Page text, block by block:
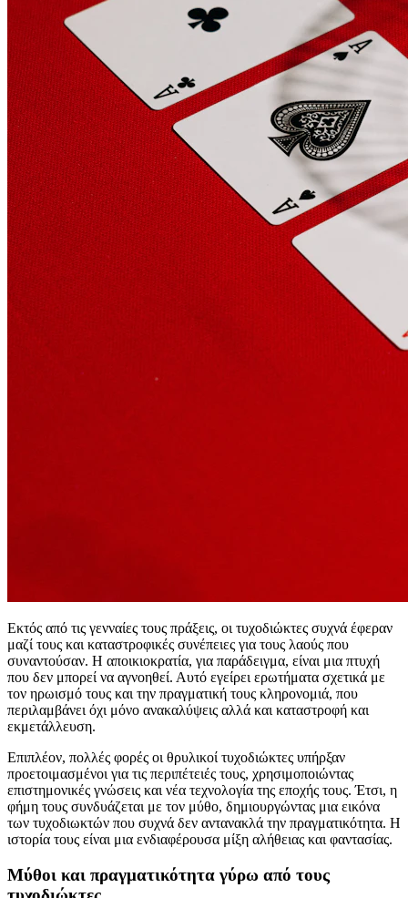
Εκτός από τις γενναίες τους πράξεις, οι τυχοδιώκτες συχνά έφεραν
μαζί τους και καταστροφικές συνέπειες για τους λαούς που
συναντούσαν. Η αποικιοκρατία, για παράδειγμα, είναι μια πτυχή
που δεν μπορεί να αγνοηθεί. Αυτό εγείρει ερωτήματα σχετικά με
τον ηρωισμό τους και την πραγματική τους κληρονομιά, που
περιλαμβάνει όχι μόνο ανακαλύψεις αλλά και καταστροφή και
εκμετάλλευση.
Επιπλέον, πολλές φορές οι θρυλικοί τυχοδιώκτες υπήρξαν
προετοιμασμένοι για τις περιπέτειές τους, χρησιμοποιώντας
επιστημονικές γνώσεις και νέα τεχνολογία της εποχής τους. Έτσι, η
φήμη τους συνδυάζεται με τον μύθο, δημιουργώντας μια εικόνα
των τυχοδιωκτών που συχνά δεν αντανακλά την πραγματικότητα. Η
ιστορία τους είναι μια ενδιαφέρουσα μίξη αλήθειας και φαντασίας.
Μύθοι και πραγματικότητα γύρω από τους